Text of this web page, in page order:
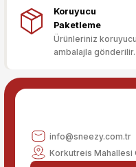
Bu ürüne benzer farklı
Koruyucu
Paketleme
Ürünleriniz koruyucu
ambalajla gönderilir.
info@sneezy.com.tr
Korkutreis Mahallesi